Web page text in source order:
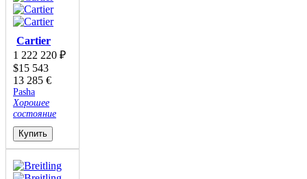
Cartier
1 222 220 ₽
$15 543
13 285 €
Pasha
Хорошее
состояние
Купить